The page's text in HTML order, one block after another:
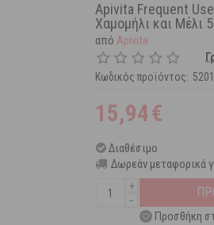
Apivita Frequent
Χαμομήλι και Μέλι
από Apivita
Κωδικός προϊόντος:
15,94€
Διαθέσιμο
Δωρεάν μεταφορικά
+
−
Προσθήκη